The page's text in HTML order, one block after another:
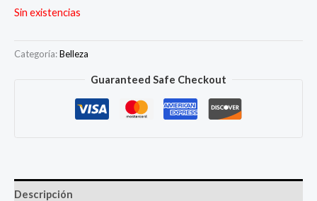
Sin existencias
Categoría:Belleza
Guaranteed Safe Checkout
Descripción